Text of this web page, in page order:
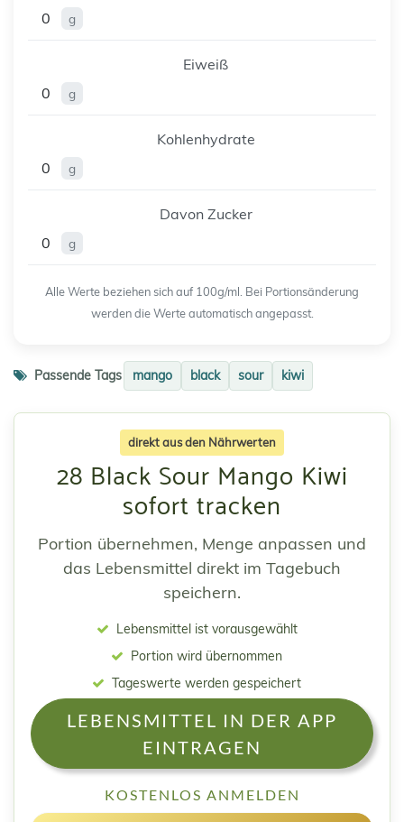
0
g
Eiweiß
0
g
Kohlenhydrate
0
g
Davon Zucker
0
g
Alle Werte beziehen sich auf 100g/ml. Bei Portionsänderung
werden die Werte automatisch angepasst.
Passende Tags mango black sour kiwi
direkt aus den Nährwerten
28 Black Sour Mango Kiwi
sofort tracken
Portion übernehmen, Menge anpassen und
das Lebensmittel direkt im Tagebuch
speichern.
Lebensmittel ist vorausgewählt
Portion wird übernommen
Tageswerte werden gespeichert
LEBENSMITTEL IN DER APP
EINTRAGEN
KOSTENLOS ANMELDEN